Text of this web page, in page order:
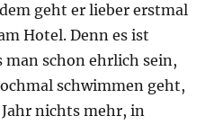
geht er lieber erstmal
Hotel. Denn es ist
man schon ehrlich sein,
schwimmen geht,
nichts mehr, in